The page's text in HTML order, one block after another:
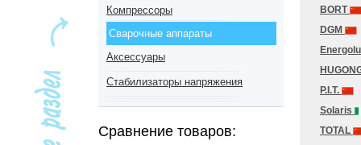
Компрессоры
Сварочные аппараты
Аксессуары
Стабилизаторы напряжения
Сравнение товаров:
BORT
DGM
P.I.T.
Solaris
TOTAL